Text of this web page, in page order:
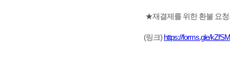
★재결제를 위한 환불 요청
(링크) https://forms.gle/